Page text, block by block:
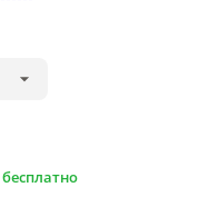
бесплатно